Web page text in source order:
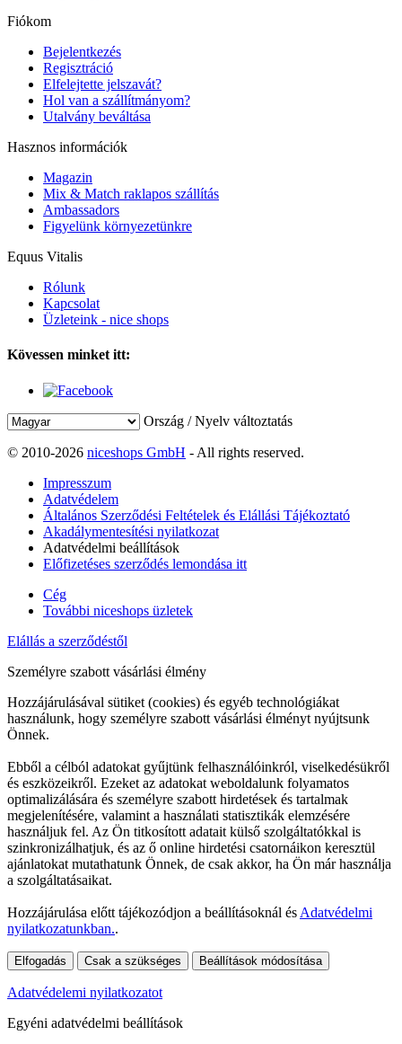
Fiókom
Bejelentkezés
Regisztráció
Elfelejtette jelszavát?
Hol van a szállítmányom?
Utalvány beváltása
Hasznos információk
Magazin
Mix & Match raklapos szállítás
Ambassadors
Figyelünk környezetünkre
Equus Vitalis
Rólunk
Kapcsolat
Üzleteink - nice shops
Kövessen minket itt:
Ország / Nyelv változtatás
© 2010-2026 niceshops GmbH - All rights reserved.
Impresszum
Adatvédelem
Általános Szerződési Feltételek és Elállási Tájékoztató
Akadálymentesítési nyilatkozat
Adatvédelmi beállítások
Előfizetéses szerződés lemondása itt
Cég
További niceshops üzletek
Elállás a szerződéstől
Személyre szabott vásárlási élmény
Hozzájárulásával sütiket (cookies) és egyéb technológiákat
használunk, hogy személyre szabott vásárlási élményt nyújtsunk
Önnek.
Ebből a célból adatokat gyűjtünk felhasználóinkról, viselkedésükről
és eszközeikről. Ezeket az adatokat weboldalunk folyamatos
optimalizálására és személyre szabott hirdetések és tartalmak
megjelenítésére, valamint a használati statisztikák elemzésére
használjuk fel. Az Ön titkosított adatait külső szolgáltatókkal is
szinkronizálhatjuk, és az ő online hirdetési csatornáikon keresztül
ajánlatokat mutathatunk Önnek, de csak akkor, ha Ön már használja
a szolgáltatásaikat.
Hozzájárulása előtt tájékozódjon a beállításoknál és Adatvédelmi
nyilatkozatunkban..
Elfogadás Csak a szükséges Beállítások módosítása
Adatvédelemi nyilatkozatot
Egyéni adatvédelmi beállítások